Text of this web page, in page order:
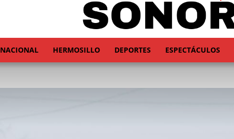
NACIONAL HERMOSILLO DEPORTES ESPECTÁCULOS